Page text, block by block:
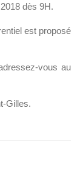
dès 9H.
est proposé
vous au
Gilles.